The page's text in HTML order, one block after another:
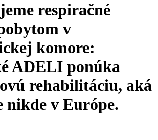
respiračné
v
komore:
ADELI ponúka
rehabilitáciu, aká
nikde v Európe.